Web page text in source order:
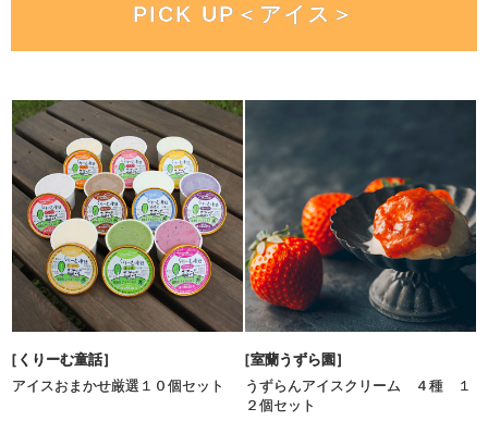
PICK UP＜アイス＞
［くりーむ童話］
アイスおまかせ厳選１０個セット
［室蘭うずら園］
うずらんアイスクリーム ４種 １
２個セット